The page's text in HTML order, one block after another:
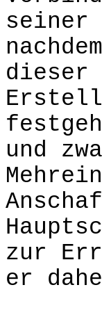
seiner
dieser
und
zur
er